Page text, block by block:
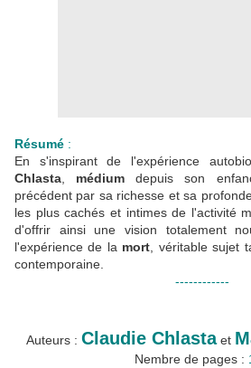
Résumé :
En s'inspirant de l'expérience
Chlasta
médium depuis son
précédent par sa richesse et sa
les plus cachés et intimes de l'activité
d'offrir ainsi une vision totalement
l'expérience de la mort , véritable sujet
contemporaine.
------------
Auteurs : Claudie Chlastaet
Nembre de pages :